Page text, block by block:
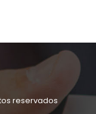
reservados